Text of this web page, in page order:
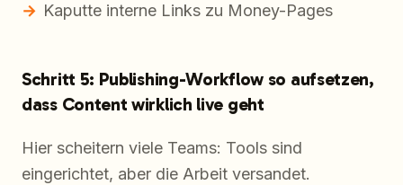
Kaputte interne Links zu Money-Pages
Schritt 5: Publishing-Workflow so aufsetzen,
dass Content wirklich live geht
Hier scheitern viele Teams: Tools sind
eingerichtet, aber die Arbeit versandet.